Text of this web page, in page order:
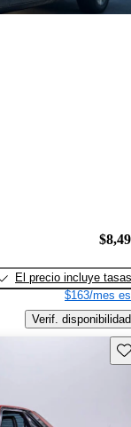
El precio incluye tasas
$163/mes
Verif. disponibilidad